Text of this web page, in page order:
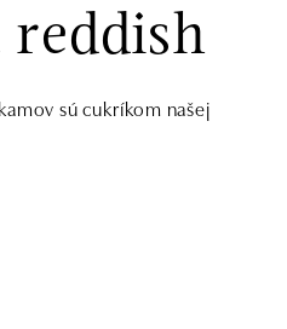
sú cukríkom našej